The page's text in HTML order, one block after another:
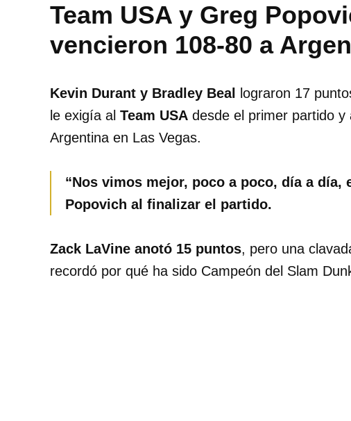
Team USA y Greg
vencieron 108-80 a
Kevin Durant y Bradley Beal
lograron 17
le exigía al Team USA desde el primer partido
Argentina en Las Vegas.
“Nos vimos mejor, poco a poco, día a día,
Popovich al finalizar el partido.
Zack LaVine anotó 15 puntos, pero una
recordó por qué ha sido Campeón del Slam